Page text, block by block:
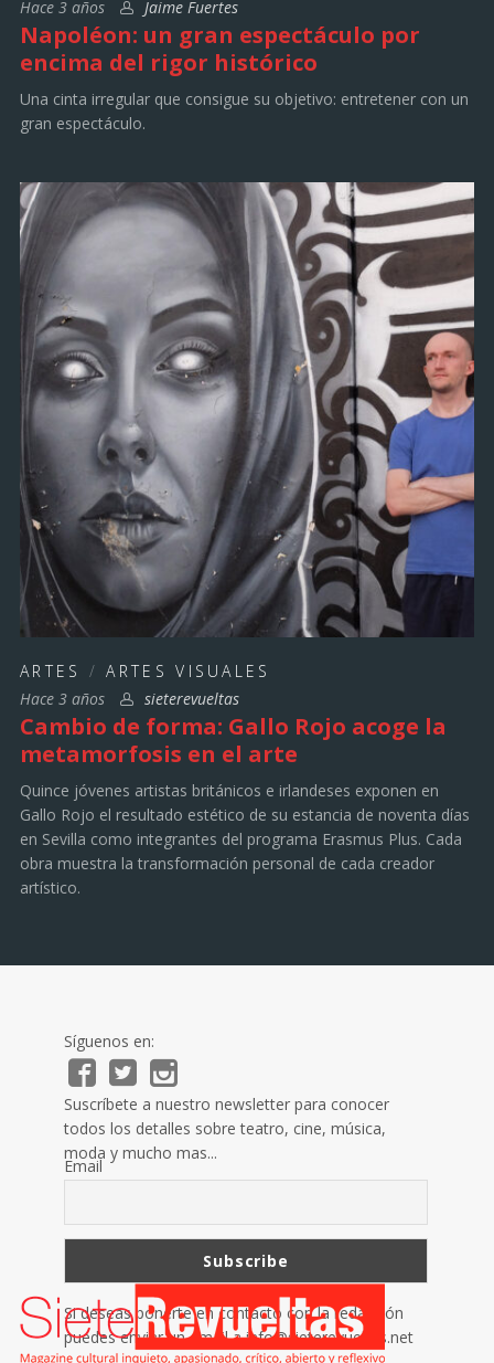
Hace 3 años
Jaime Fuertes
Napoléon: un gran espectáculo por
encima del rigor histórico
Una cinta irregular que consigue su objetivo: entretener con un
gran espectáculo.
ARTES /ARTES VISUALES
Hace 3 años
sieterevueltas
Cambio de forma: Gallo Rojo acoge la
metamorfosis en el arte
Quince jóvenes artistas británicos e irlandeses exponen en
Gallo Rojo el resultado estético de su estancia de noventa días
en Sevilla como integrantes del programa Erasmus Plus. Cada
obra muestra la transformación personal de cada creador
artístico.
Síguenos en:
Suscríbete a nuestro newsletter para conocer
todos los detalles sobre teatro, cine, música,
moda y mucho mas...
Email
Si deseas ponerte en contacto con la redacción
puedes enviar un email ainfo@sieterevueltas.net